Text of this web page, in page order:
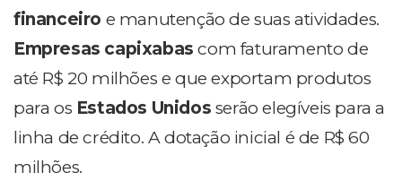
financeiro e manutenção de suas atividades.
Empresas capixabas com faturamento de
até R$ 20 milhões e que exportam produtos
para os Estados Unidos serão elegíveis para a
linha de crédito. A dotação inicial é de R$ 60
milhões.